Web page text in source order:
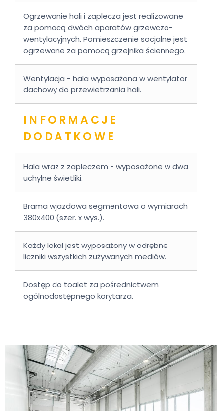
Ogrzewanie hali i zaplecza jest realizowane
za pomocą dwóch aparatów grzewczo-
wentylacyjnych. Pomieszczenie socjalne jest
ogrzewane za pomocą grzejnika ściennego.
Wentylacja - hala wyposażona w wentylator
dachowy do przewietrzania hali.
INFORMACJE
DODATKOWE
Hala wraz z zapleczem - wyposażone w dwa
uchylne świetliki.
Brama wjazdowa segmentowa o wymiarach
380x400 (szer. x wys.).
Każdy lokal jest wyposażony w odrębne
liczniki wszystkich zużywanych mediów.
Dostęp do toalet za pośrednictwem
ogólnodostępnego korytarza.